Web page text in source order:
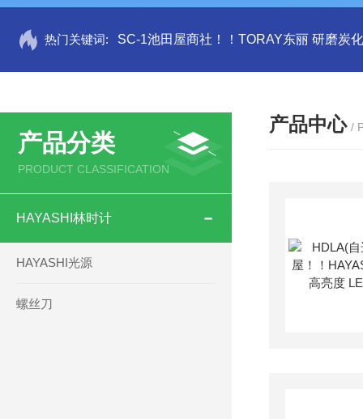
热门关键词: SC-1池田屋商社！！TORAY东丽 研磨炭
产品分类
PRODUCT CLASSIFICATION
HAYASHI林时计
HAYASHI光源
螺丝刀
产品中心 /